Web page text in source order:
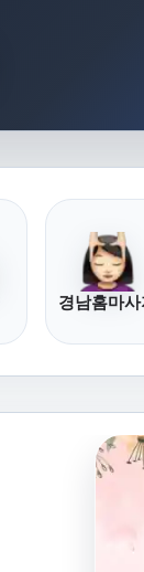
경남홈마사